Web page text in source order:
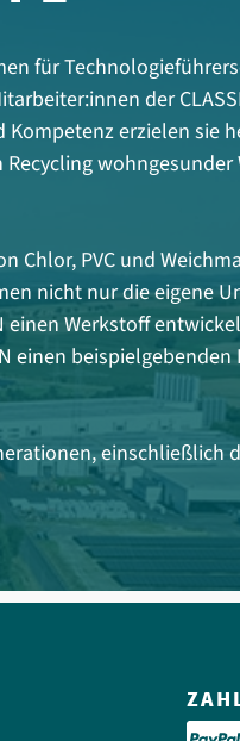
für
der
erzielen sie
wohngesunder
Chlor, PVC und
nicht nur die eigene
einen Werkstoff
einen beispielgebenden
einschließlich